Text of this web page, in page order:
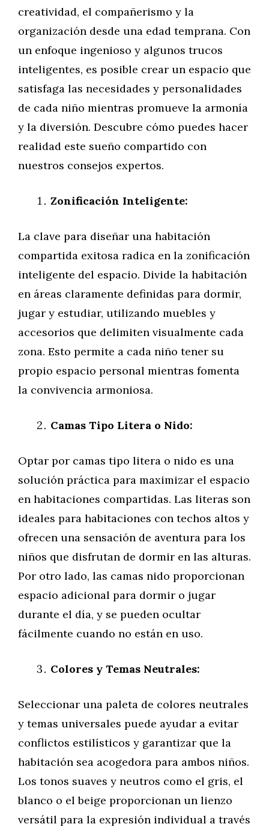
creatividad, el compañerismo y la
organización desde una edad temprana. Con
un enfoque ingenioso y algunos trucos
inteligentes, es posible crear un espacio que
satisfaga las necesidades y personalidades
de cada niño mientras promueve la armonía
y la diversión. Descubre cómo puedes hacer
realidad este sueño compartido con
nuestros consejos expertos.
Zonificación Inteligente:
La clave para diseñar una habitación
compartida exitosa radica en la zonificación
inteligente del espacio. Divide la habitación
en áreas claramente definidas para dormir,
jugar y estudiar, utilizando muebles y
accesorios que delimiten visualmente cada
zona. Esto permite a cada niño tener su
propio espacio personal mientras fomenta
la convivencia armoniosa.
Camas Tipo Litera o Nido:
Optar por camas tipo litera o nido es una
solución práctica para maximizar el espacio
en habitaciones compartidas. Las literas son
ideales para habitaciones con techos altos y
ofrecen una sensación de aventura para los
niños que disfrutan de dormir en las alturas.
Por otro lado, las camas nido proporcionan
espacio adicional para dormir o jugar
durante el día, y se pueden ocultar
fácilmente cuando no están en uso.
Colores y Temas Neutrales:
Seleccionar una paleta de colores neutrales
y temas universales puede ayudar a evitar
conflictos estilísticos y garantizar que la
habitación sea acogedora para ambos niños.
Los tonos suaves y neutros como el gris, el
blanco o el beige proporcionan un lienzo
versátil para la expresión individual a través